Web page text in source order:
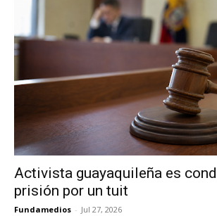
Activista guayaquileña es
prisión por un tuit
Fundamedios - Jul 27, 2026